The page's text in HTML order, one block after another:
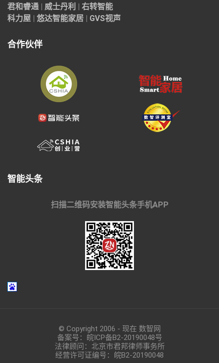
君和睿通 | 威士丹利 | 右转智能
科力屋 | 悠达智能家居 | GVS视声
合作伙伴
智能头条
扫描二维码安装智能头条手机APP
© Copyright 2006 - 现在 数智网
备案号： 皖ICP备B2-20190048号
法律顾问：北京市君邦律师事务所
经营许可证编号：皖B2-20190048